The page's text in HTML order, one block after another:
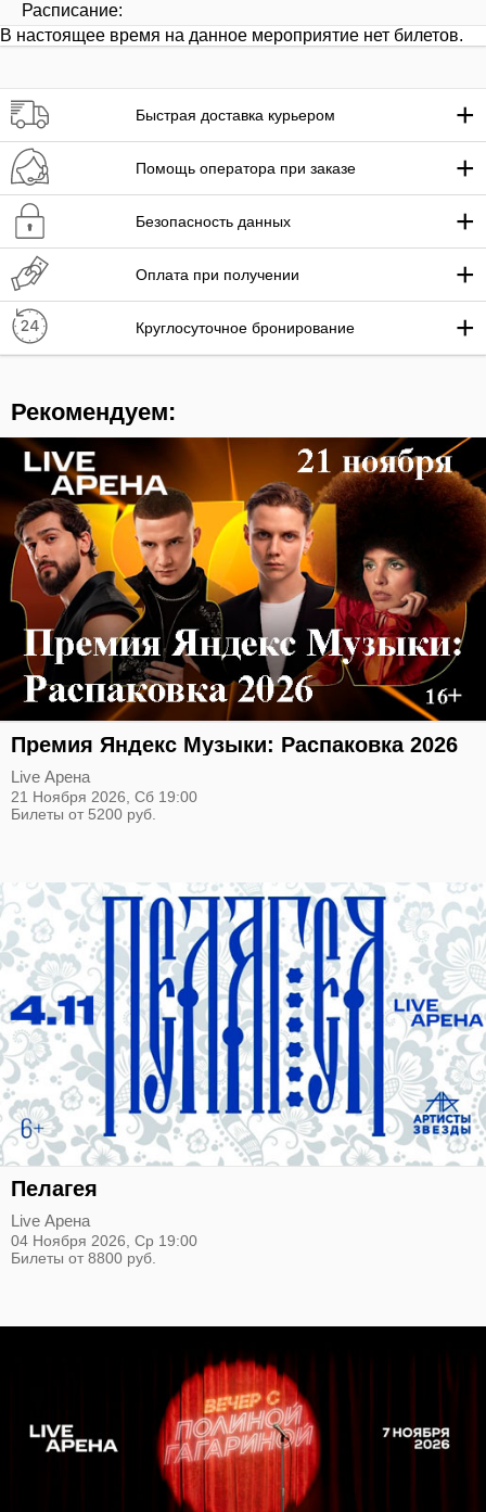
Расписание:
В настоящее время на данное мероприятие нет билетов.
Быстрая доставка курьером +
Помощь оператора при заказе +
Безопасность данных +
Оплата при получении +
Круглосуточное бронирование +
Рекомендуем:
Премия Яндекс Музыки: Распаковка 2026
Live Арена
21 Ноября 2026, Сб 19:00
Билеты от 5200 руб.
Пелагея
Live Арена
04 Ноября 2026, Ср 19:00
Билеты от 8800 руб.